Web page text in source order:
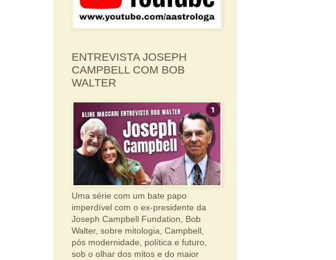
ENTREVISTA JOSEPH
CAMPBELL COM BOB
WALTER
Uma série com um bate papo
imperdível com o ex-presidente da
Joseph Campbell Fundation, Bob
Walter, sobre mitologia, Campbell,
pós modernidade, política e futuro,
sob o olhar dos mitos e do maior